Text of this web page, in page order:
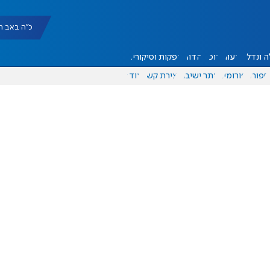
כ"ה באב תשפ"ו
ונדל"ן דעות אוכל יהדות הפקות וסיקורים
ספורט פורומים אתר ישיבה יצירת קשר עוד